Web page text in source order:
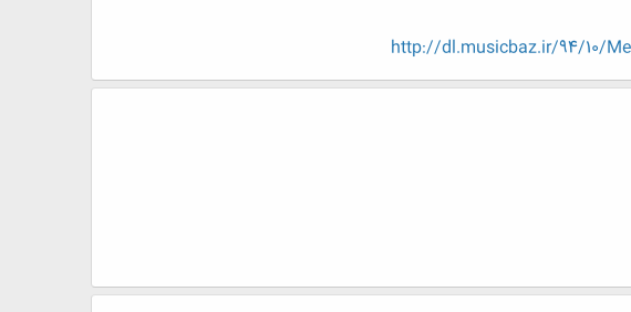
http://dl.musicbaz.ir/94/10/